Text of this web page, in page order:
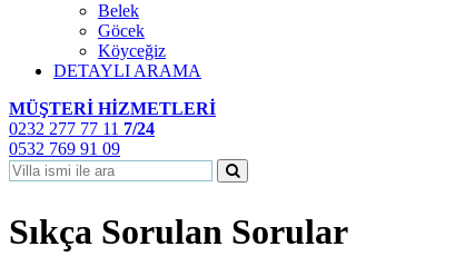
Belek
Göcek
Köyceğiz
DETAYLI ARAMA
MÜŞTERİ HİZMETLERİ
0232 277 77 11 7/24
0532 769 91 09
Sıkça Sorulan Sorular